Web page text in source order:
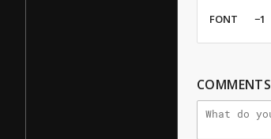
FONT −1
COMMENTS